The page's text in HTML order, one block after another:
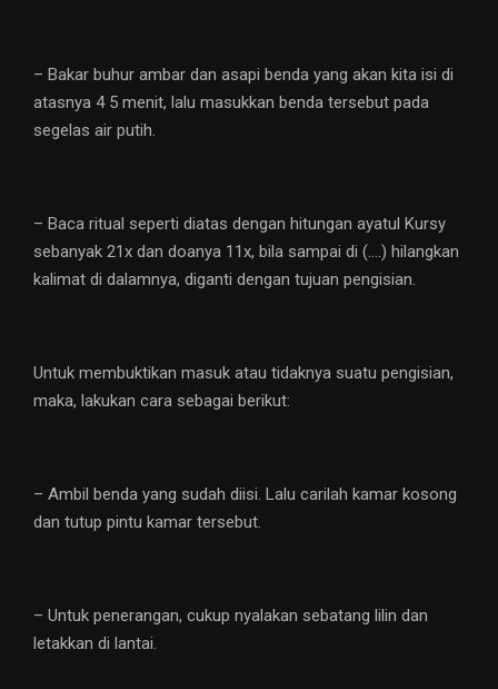
– Bakar buhur ambar dan asapi benda yang akan kita isi di
atasnya 4 5 menit, lalu masukkan benda tersebut pada
segelas air putih.
– Baca ritual seperti diatas dengan hitungan ayatul Kursy
sebanyak 21x dan doanya 11x, bila sampai di (….) hilangkan
kalimat di dalamnya, diganti dengan tujuan pengisian.
Untuk membuktikan masuk atau tidaknya suatu pengisian,
maka, lakukan cara sebagai berikut:
– Ambil benda yang sudah diisi. Lalu carilah kamar kosong
dan tutup pintu kamar tersebut.
– Untuk penerangan, cukup nyalakan sebatang lilin dan
letakkan di lantai.